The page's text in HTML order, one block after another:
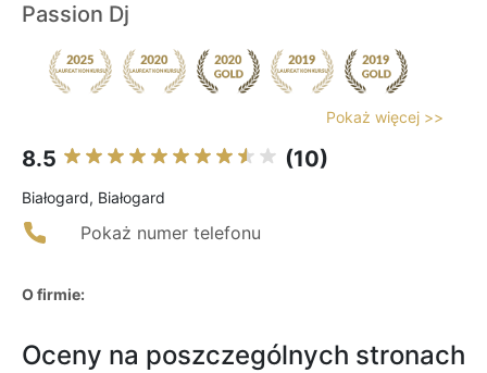
Passion Dj
Pokaż więcej >>
8.5 (10)
Białogard, Białogard
Pokaż numer telefonu
O firmie:
Oceny na poszczególnych stronach